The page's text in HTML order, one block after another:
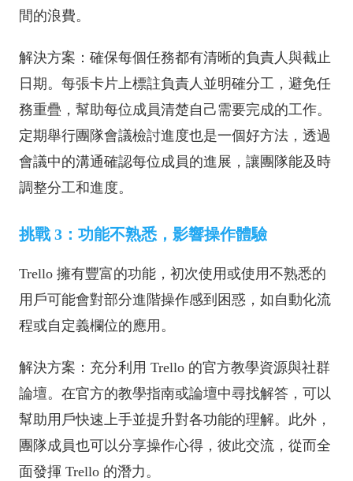
間的浪費。
解決方案：確保每個任務都有清晰的負責人與截止
日期。每張卡片上標註負責人並明確分工，避免任
務重疊，幫助每位成員清楚自己需要完成的工作。
定期舉行團隊會議檢討進度也是一個好方法，透過
會議中的溝通確認每位成員的進展，讓團隊能及時
調整分工和進度。
挑戰 3：功能不熟悉，影響操作體驗
Trello 擁有豐富的功能，初次使用或使用不熟悉的
用戶可能會對部分進階操作感到困惑，如自動化流
程或自定義欄位的應用。
解決方案：充分利用 Trello 的官方教學資源與社群
論壇。在官方的教學指南或論壇中尋找解答，可以
幫助用戶快速上手並提升對各功能的理解。此外，
團隊成員也可以分享操作心得，彼此交流，從而全
面發揮 Trello 的潛力。